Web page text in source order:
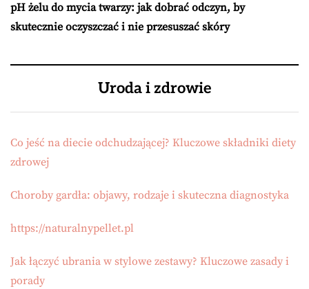
pH żelu do mycia twarzy: jak dobrać odczyn, by
skutecznie oczyszczać i nie przesuszać skóry
Uroda i zdrowie
Co jeść na diecie odchudzającej? Kluczowe składniki diety
zdrowej
Choroby gardła: objawy, rodzaje i skuteczna diagnostyka
https://naturalnypellet.pl
Jak łączyć ubrania w stylowe zestawy? Kluczowe zasady i
porady